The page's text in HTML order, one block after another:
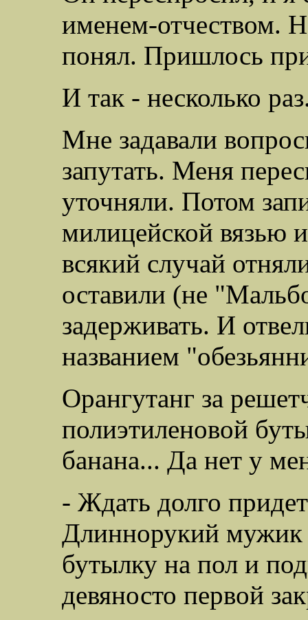
именем-отчеством.
понял. Пришлось
И так - несколько
Мне задавали
запутать. Меня
уточняли. Потом
милицейской вязью
всякий случай
оставили (не
задерживать. И
названием
Орангутанг за
полиэтиленовой
банана... Да нет у
- Ждать долго
Длиннорукий мужик
бутылку на пол и
девяносто первой